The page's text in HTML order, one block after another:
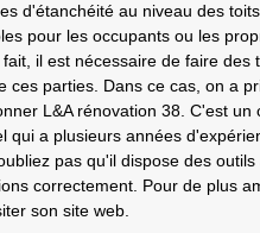
d'étanchéité au niveau des
pour les occupants ou les
fait, il est nécessaire de faire des
ces parties. Dans ce cas, on a
L&A rénovation 38. C'est un
qui a plusieurs années
pas qu'il dispose des
correctement. Pour de plus
son site web.